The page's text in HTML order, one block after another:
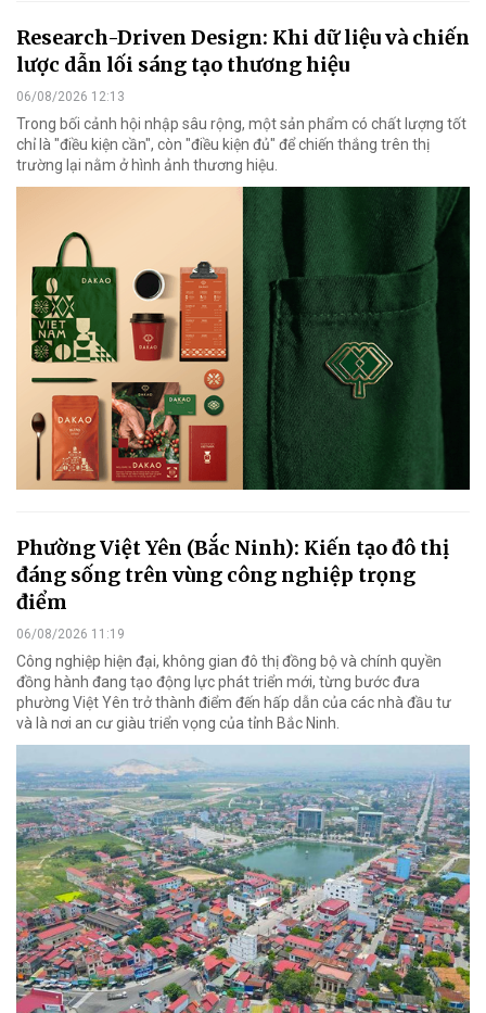
Research-Driven Design: Khi dữ liệu và chiến
lược dẫn lối sáng tạo thương hiệu
06/08/2026 12:13
Trong bối cảnh hội nhập sâu rộng, một sản phẩm có chất lượng tốt
chỉ là "điều kiện cần", còn "điều kiện đủ" để chiến thắng trên thị
trường lại nằm ở hình ảnh thương hiệu.
Phường Việt Yên (Bắc Ninh): Kiến tạo đô thị
đáng sống trên vùng công nghiệp trọng
điểm
06/08/2026 11:19
Công nghiệp hiện đại, không gian đô thị đồng bộ và chính quyền
đồng hành đang tạo động lực phát triển mới, từng bước đưa
phường Việt Yên trở thành điểm đến hấp dẫn của các nhà đầu tư
và là nơi an cư giàu triển vọng của tỉnh Bắc Ninh.